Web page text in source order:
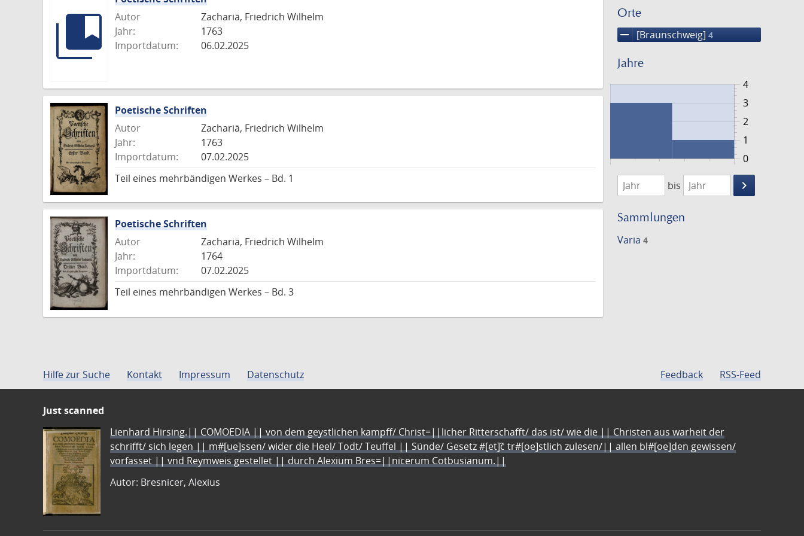
Orte
remove [Braunschweig] 4
Jahre
0
4
1
2
3
1763
1765
bis
keyboard_arrow_right
Suche
Sammlungen
Varia 4
Autor
Zachariä, Friedrich Wilhelm
Jahr:
1763
Importdatum:
06.02.2025
Poetische Schriften
Autor
Zachariä, Friedrich Wilhelm
Jahr:
1763
Importdatum:
07.02.2025
Teil eines mehrbändigen Werkes – Bd. 1
Poetische Schriften
Autor
Zachariä, Friedrich Wilhelm
Jahr:
1764
Importdatum:
07.02.2025
Teil eines mehrbändigen Werkes – Bd. 3
Hilfe zur Suche Kontakt Impressum Datenschutz Feedback RSS-Feed
Just scanned
Lienhard Hirsing.|| COMOEDIA || von dem geystlichen kampff/ Christ=||licher Ritterschafft/ das ist/ wie die || Christen aus warheit der
schrifft/ sich legen || m#[ue]ssen/ wider die Heel/ Todt/ Teuffel || Sünde/ Gesetz #[et]c̃ tr#[oe]stlich zulesen/|| allen bl#[oe]den gewissen/
vorfasset || vnd Reymweis gestellet || durch Alexium Bres=||nicerum Cotbusianum.||
Autor: Bresnicer, Alexius